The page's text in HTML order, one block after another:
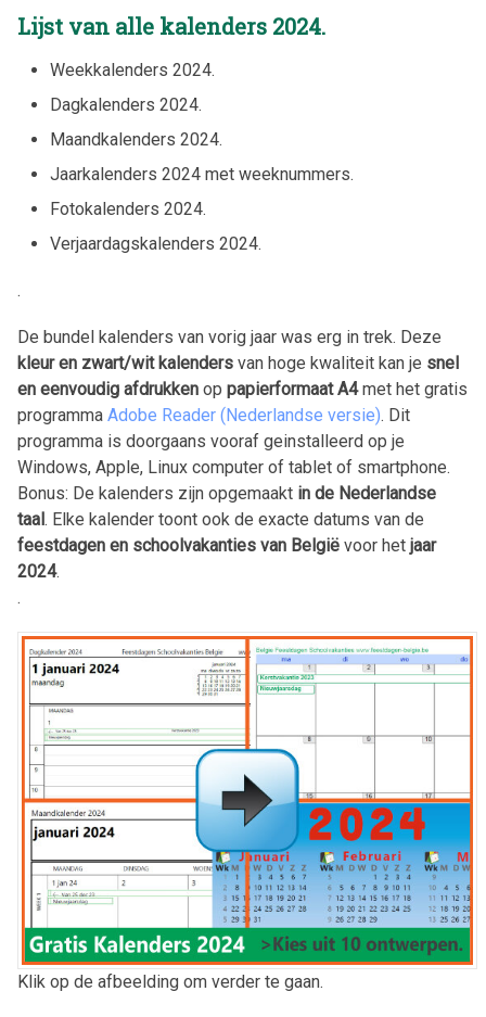
Lijst van alle kalenders 2024.
Weekkalenders 2024.
Dagkalenders 2024.
Maandkalenders 2024.
Jaarkalenders 2024 met weeknummers.
Fotokalenders 2024.
Verjaardagskalenders 2024.
.
De bundel kalenders van vorig jaar was erg in trek. Deze
kleur en zwart/wit kalenders van hoge kwaliteit kan je snel
en eenvoudig afdrukken op papierformaat A4met het gratis
programma Adobe Reader (Nederlandse versie). Dit
programma is doorgaans vooraf geinstalleerd op je
Windows, Apple, Linux computer of tablet of smartphone.
Bonus: De kalenders zijn opgemaakt in de Nederlandse
taal . Elke kalender toont ook de exacte datums van de
feestdagen en schoolvakanties van België voor het jaar
2024.
.
Klik op de afbeelding om verder te gaan.